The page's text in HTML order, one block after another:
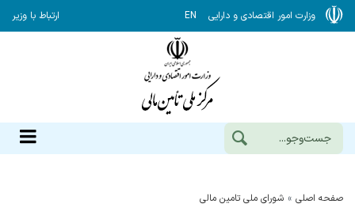
وزارت امور اقتصادی و دارایی EN ارتباط با وزیر
صفحه اصلی شورای ملی تامین مالی